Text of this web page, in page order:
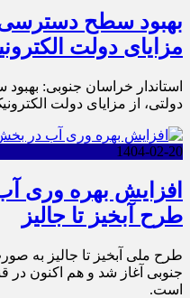
بهبود سطح دسترسی
مزایای دولت
استاندار خراسان جنوبی:
دولتی، از مزایای دولت
1404-02-20
افزایش بهره وری
طرح آبخیز تا جالیز
جنوبی آغاز شد و هم اکنون در
است.